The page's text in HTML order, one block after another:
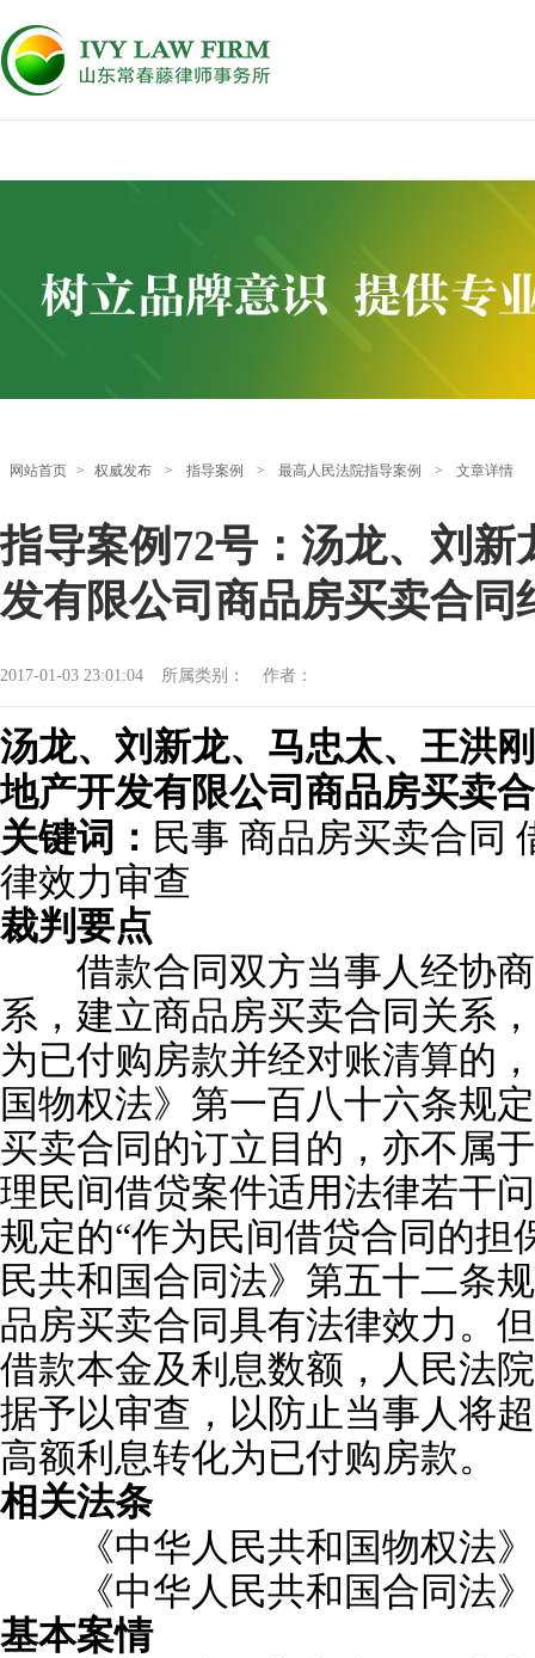
网站首页 > 权威发布 > 指导案例 > 最高人民法院指导案例 > 文章详情
指导案例72号：汤龙、刘
发有限公司商品房买卖合同
2017-01-03 23:01:04 所属类别： 作者：
汤龙、刘新龙、马忠太、王洪
地产开发有限公司商品房买卖
关键词： 民事 商品房买卖合
律效力审查
裁判要点
借款合同双方当事人经协商
系，建立商品房买卖合同关系
为已付购房款并经对账清算的
国物权法》第一百八十六条规
买卖合同的订立目的，亦不属
理民间借贷案件适用法律若干
规定的“作为民间借贷合同的担
民共和国合同法》第五十二条
品房买卖合同具有法律效力。
借款本金及利息数额，人民法
据予以审查，以防止当事人将
高额利息转化为已付购房款。
相关法条
《中华人民共和国物权法》
《中华人民共和国合同法》
基本案情